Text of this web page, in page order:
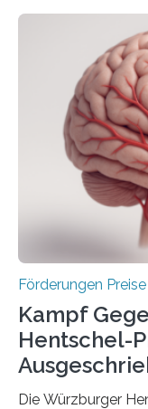
Woche vom
anderem zur
Innovationstag
Berlin
Wirtschaft und
Überplanmäßige
Förderungen Preise
Kampf
Hentschel-
Die Würzburger